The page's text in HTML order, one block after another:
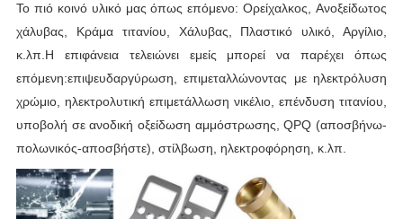
Το πιό κοινό υλικό μας όπως επόμενο: Ορείχαλκος,
Ανοξείδωτος
χάλυβας,
Κράμα τιτανίου, Χάλυβας, Πλαστικό υλικό , Αργίλιο,
κ.λπ. Η επιφάνεια τελειώνει εμείς μπορεί να παρέχει όπως
επόμενη:επιψευδαργύρωση,
επιμεταλλώνοντας με ηλεκτρόλυση
χρώμιο, ηλεκτρολυτική επιμετάλλωση νικέλιο, επένδυση τιτανίου,
υποβολή σε ανοδική οξείδωση αμμόστρωσης, QPQ (αποσβήνω-
πολωνικός-αποσβήστε), στίλβωση, ηλεκτροφόρηση, κ.λπ.